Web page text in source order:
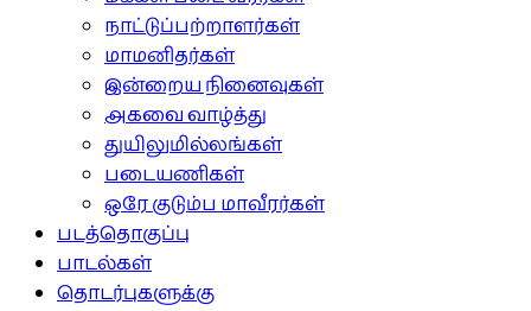
நாட்டுப்பற்றாளர்கள்
மாமனிதர்கள்
இன்றைய நினைவுகள்
அகவை வாழ்த்து
துயிலுமில்லங்கள்
படையணிகள்
ஒரே குடும்ப மாவீரர்கள்
படத்தொகுப்பு
பாடல்கள்
தொடர்புகளுக்கு